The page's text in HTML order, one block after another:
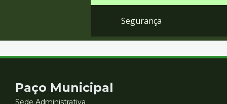
Segurança
Contato
Paço Municipal
Sede Administrativa